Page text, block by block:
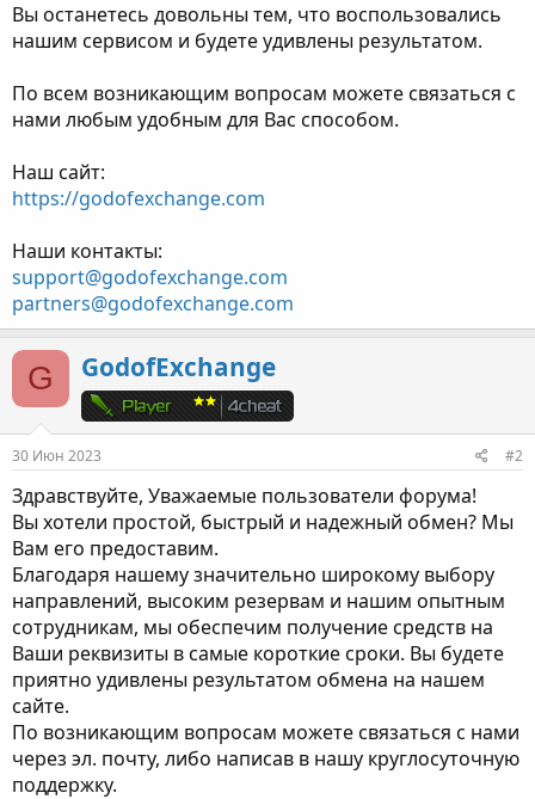
Вы останетесь довольны тем, что воспользовались
нашим сервисом и будете удивлены результатом.
По всем возникающим вопросам можете связаться с
нами любым удобным для Вас способом.
Наш сайт:
https://godofexchange.com
Наши контакты:
support@godofexchange.com
partners@godofexchange.com
G GodofExchange
30 Июн 2023 #2
Здравствуйте, Уважаемые пользователи форума!
Вы хотели простой, быстрый и надежный обмен? Мы
Вам его предоставим.
Благодаря нашему значительно широкому выбору
направлений, высоким резервам и нашим опытным
сотрудникам, мы обеспечим получение средств на
Ваши реквизиты в самые короткие сроки. Вы будете
приятно удивлены результатом обмена на нашем
сайте.
По возникающим вопросам можете связаться с нами
через эл. почту, либо написав в нашу круглосуточную
поддержку.